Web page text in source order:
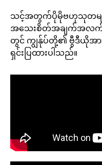
သင့်အတွက်ပိုမိုဗဟုသုတမျာ
အသေးစိတ်အချက်အလက်
တွင် ကျွန်ုပ်တို့၏ ဗွီဒီယိုအား
ရှင်းပြထားပါသည်။